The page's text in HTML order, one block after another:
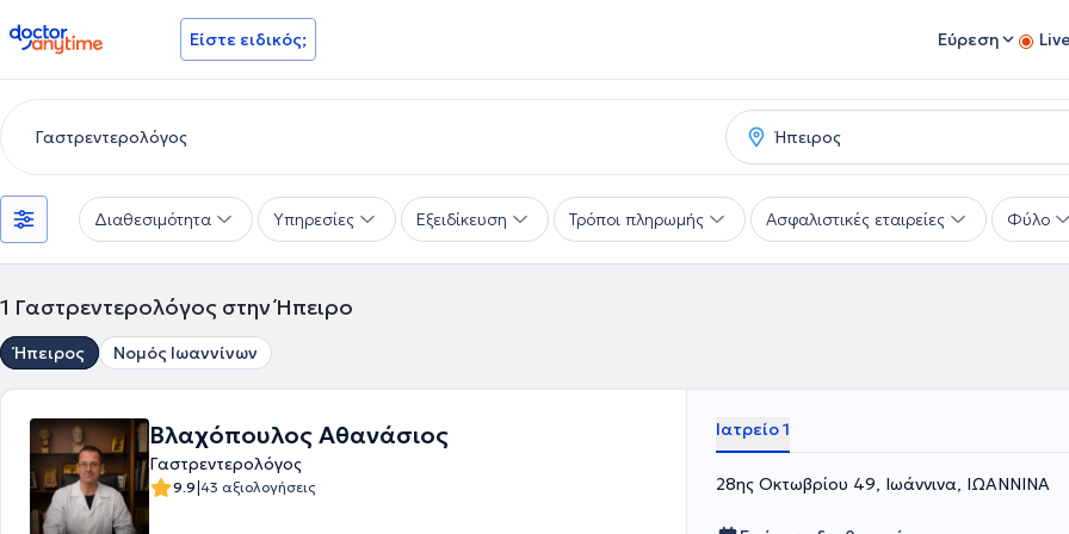
doctoranytime Είστε ειδικός; Εύρεση
Διαθεσιμότητα Υπηρεσίες Εξειδίκευση Τρόποι πληρωμής Ασφαλιστικές εταιρείες Φύλο
1 Γαστρεντερολόγος στην Ήπειρο
Ήπειρος Νομός Ιωαννίνων
Βλαχόπουλος Αθανάσιος
Γαστρεντερολόγος
9.9|43 αξιολογήσεις
Ιατρείο 1
28ης Οκτωβρίου 49, Ιωάννινα, ΙΩΑΝΝΙΝΑ